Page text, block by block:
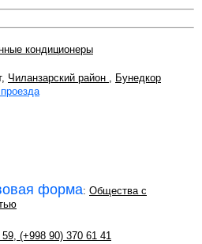
кондиционеры
Чиланзарский район , Бунедкор
форма: Общества с
59, (+998 90) 370 61 41